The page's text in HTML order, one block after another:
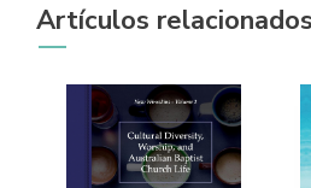
Artículos relacionados